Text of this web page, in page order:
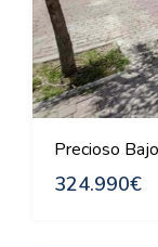
Precioso
324.990€